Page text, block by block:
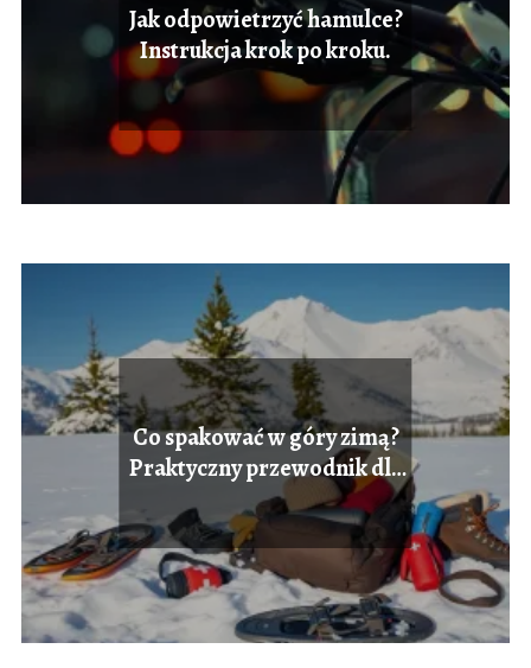
Jak odpowietrzyć hamulce?
Instrukcja krok po kroku.
Co spakować w góry zimą?
Praktyczny przewodnik dla
turystów